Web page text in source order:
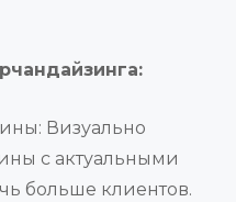
Визуально
с актуальными
больше клиентов.